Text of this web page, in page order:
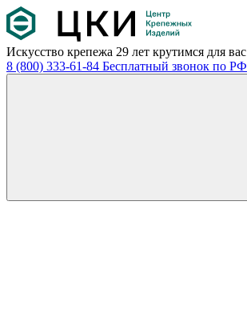
Искусство крепежа 29 лет крутимся для вас
8 (800) 333-61-84 Бесплатный звонок по РФ